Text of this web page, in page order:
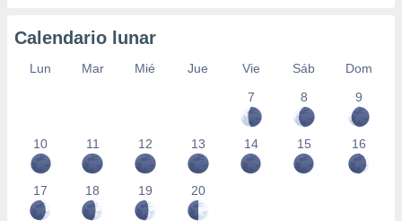
Calendario lunar
Lun Mar Mié Jue Vie Sáb
Dom
7
8 9
10 11 12 13 14 15 16
17 18 19 20